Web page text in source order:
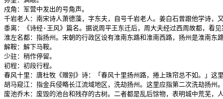
戍角：军营中发出的号角声。
千岩老人：南宋诗人萧德藻，字东夫，自号千岩老人。姜白石曾跟他学诗，
黍离：《诗经·王风》篇名。据说周平王东迁后，周大夫经过西周故都，看
淮左名都：指扬州。宋朝的行政区设有淮南东路和淮南西路，扬州是淮南
解鞍：解下马鞍。
少驻：稍作停留。
初程：初段行程。
春风十里：唐杜牧《赠别》诗：「春风十里扬州路，捲上珠帘总不如。」这
胡马窥江：指金兵侵略长江流域地区，洗劫扬州。这里应指第二次洗劫扬州
废池乔木：废毁的池台和残存的古树。二者都是乱后馀物，表明城中荒芜，